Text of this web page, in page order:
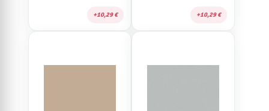
10,29 € 10,29 €